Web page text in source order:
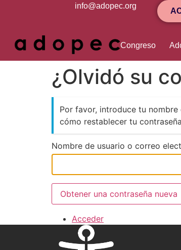
info@adopec.org
Congreso
¿Olvidó su
Por favor, introduce tu
cómo restablecer tu
Nombre de usuario o correo
Obtener una contraseña nueva
Acceder